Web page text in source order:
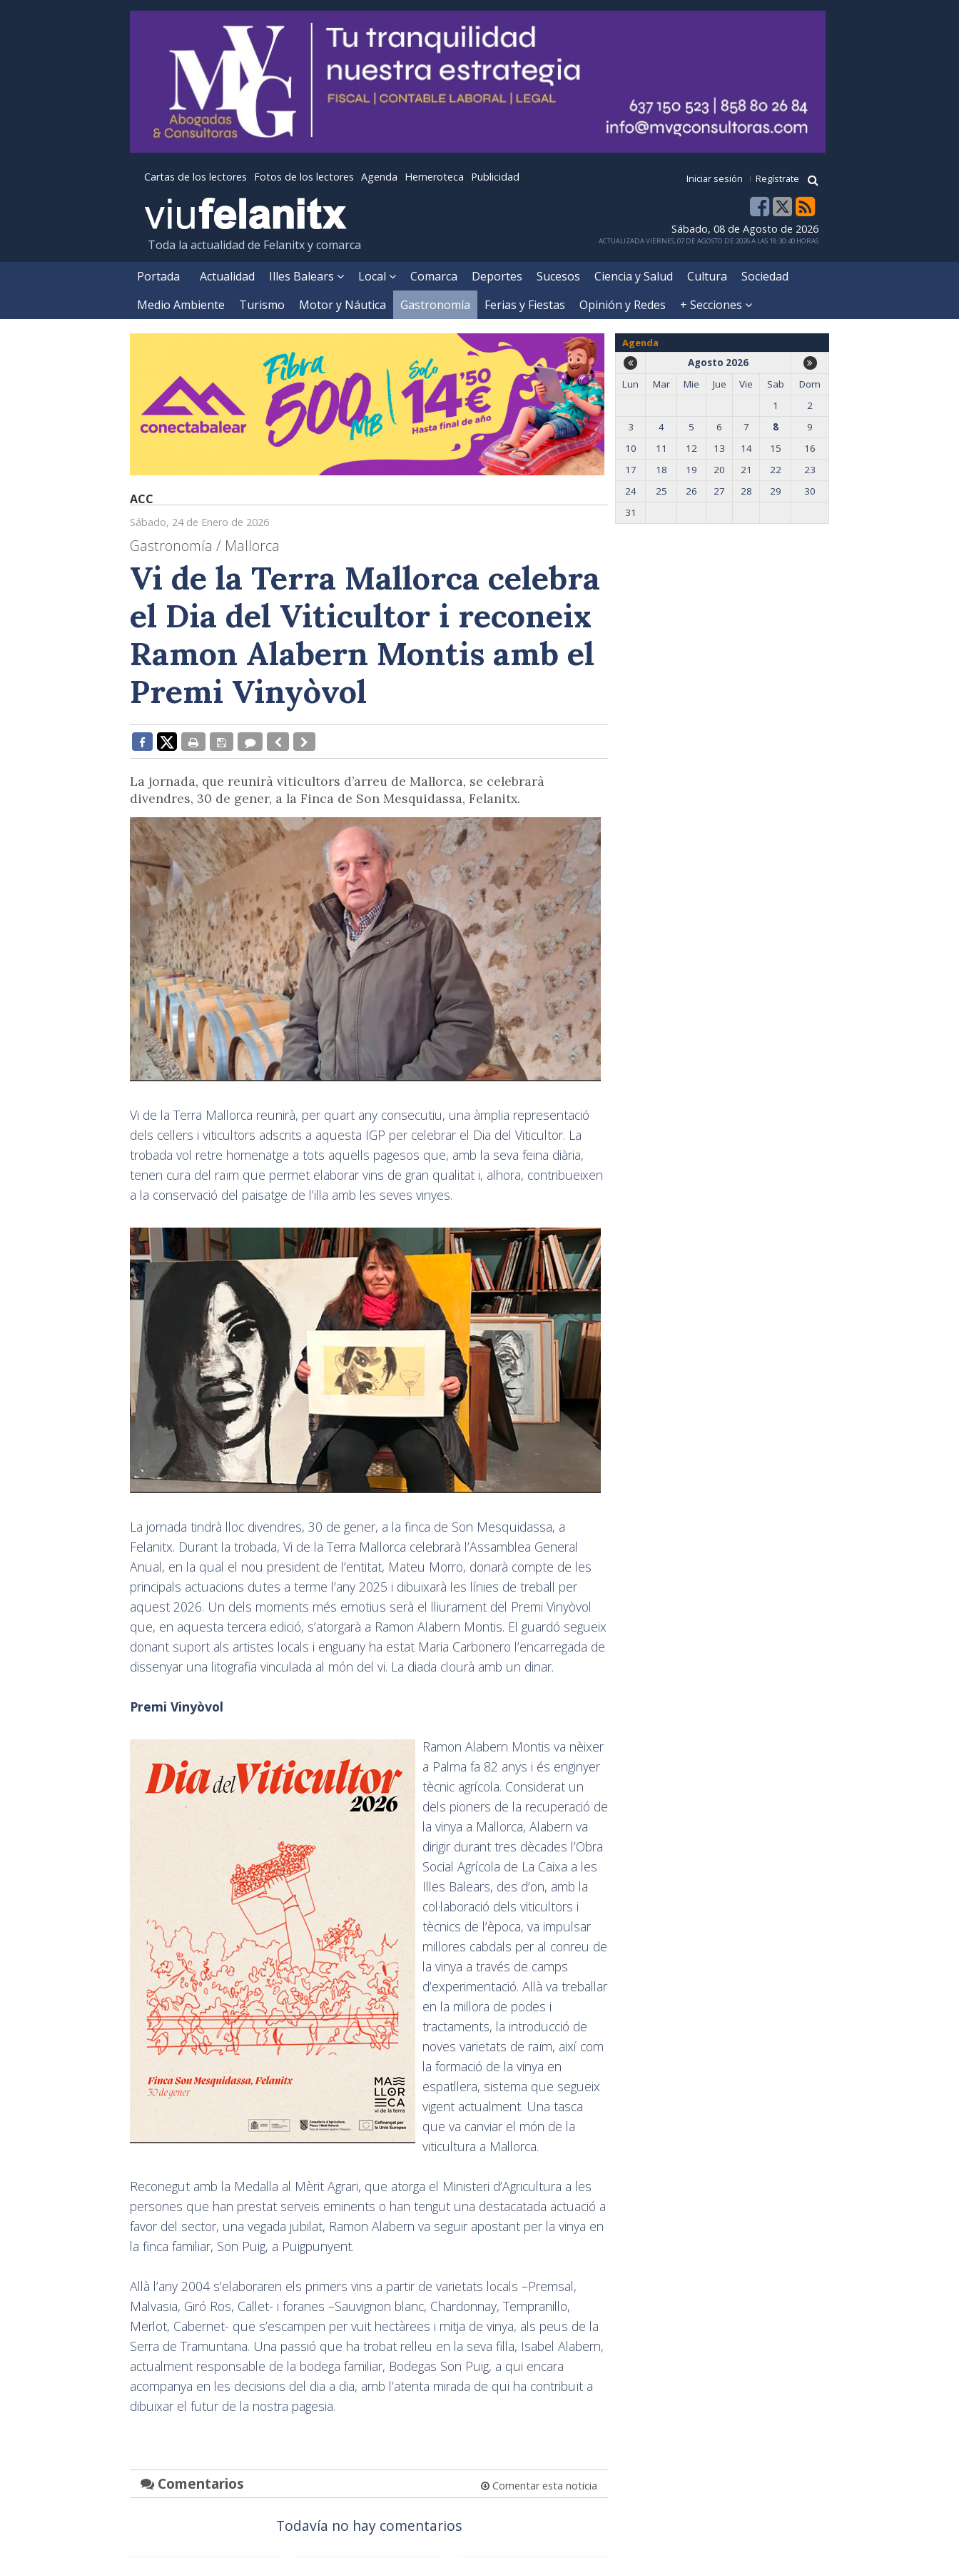
Cartas de los lectores Fotos de los lectores Agenda Hemeroteca Publicidad Iniciar sesión Regístrate
Toda la actualidad de Felanitx y comarca
Sábado, 08 de Agosto de 2026
ACTUALIZADA VIERNES, 07 DE AGOSTO DE 2026 A LAS 18:30:40 HORAS
Portada Actualidad Illes Balears Local Comarca Deportes Sucesos Ciencia y Salud Cultura
Sociedad
Medio Ambiente
Turismo Motor y Náutica Gastronomía Ferias y Fiestas Opinión y Redes + Secciones
ACC
Sábado, 24 de Enero de 2026
Gastronomía / Mallorca
Vi de la Terra Mallorca celebra
el Dia del Viticultor i reconeix
Ramon Alabern Montis amb el
Premi Vinyòvol
La jornada, que reunirà viticultors d’arreu de Mallorca, se celebrarà
divendres, 30 de gener, a la Finca de Son Mesquidassa, Felanitx.
Vi de la Terra Mallorca reunirà, per quart any consecutiu, una àmplia representació
dels cellers i viticultors adscrits a aquesta IGP per celebrar el Dia del Viticultor. La
trobada vol retre homenatge a tots aquells pagesos que, amb la seva feina diària,
tenen cura del raïm que permet elaborar vins de gran qualitat i, alhora, contribueixen
a la conservació del paisatge de l’illa amb les seves vinyes.
La jornada tindrà lloc divendres, 30 de gener, a la finca de Son Mesquidassa, a
Felanitx. Durant la trobada, Vi de la Terra Mallorca celebrarà l’Assamblea General
Anual, en la qual el nou president de l’entitat, Mateu Morro, donarà compte de les
principals actuacions dutes a terme l’any 2025 i dibuixarà les línies de treball per
aquest 2026. Un dels moments més emotius serà el lliurament del Premi Vinyòvol
que, en aquesta tercera edició, s’atorgarà a Ramon Alabern Montis. El guardó segueix
donant suport als artistes locals i enguany ha estat Maria Carbonero l’encarregada de
dissenyar una litografia vinculada al món del vi. La diada clourà amb un dinar.
Premi Vinyòvol
Ramon Alabern Montis va nèixer
a Palma fa 82 anys i és enginyer
tècnic agrícola. Considerat un
dels pioners de la recuperació de
la vinya a Mallorca, Alabern va
dirigir durant tres dècades l’Obra
Social Agrícola de La Caixa a les
Illes Balears, des d’on, amb la
col·laboració dels viticultors i
tècnics de l’època, va impulsar
millores cabdals per al conreu de
la vinya a través de camps
d’experimentació. Allà va treballar
en la millora de podes i
tractaments, la introducció de
noves varietats de raïm, així com
la formació de la vinya en
espatllera, sistema que segueix
vigent actualment. Una tasca
que va canviar el món de la
viticultura a Mallorca.
Reconegut amb la Medalla al Mèrit Agrari, que atorga el Ministeri d’Agricultura a les
persones que han prestat serveis eminents o han tengut una destacatada actuació a
favor del sector, una vegada jubilat, Ramon Alabern va seguir apostant per la vinya en
la finca familiar, Son Puig, a Puigpunyent.
Allà l’any 2004 s’elaboraren els primers vins a partir de varietats locals –Premsal,
Malvasia, Giró Ros, Callet- i foranes –Sauvignon blanc, Chardonnay, Tempranillo,
Merlot, Cabernet- que s’escampen per vuit hectàrees i mitja de vinya, als peus de la
Serra de Tramuntana. Una passió que ha trobat relleu en la seva filla, Isabel Alabern,
actualment responsable de la bodega familiar, Bodegas Son Puig, a qui encara
acompanya en les decisions del dia a dia, amb l’atenta mirada de qui ha contribuït a
dibuixar el futur de la nostra pagesia.
Comentarios Comentar esta noticia
Todavía no hay comentarios
Agenda
Agosto 2026
Lun
Mar Mie Jue Vie Sab
Dom
1
2
3
4 5 6 7 8
9
10
11 12 13 14 15
16
17
18 19 20 21 22
23
24
25 26 27 28 29
30
31